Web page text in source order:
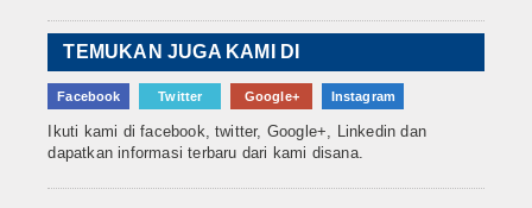
TEMUKAN JUGA KAMI DI
Facebook Twitter Google+ Instagram
Ikuti kami di facebook, twitter, Google+, Linkedin dan
dapatkan informasi terbaru dari kami disana.